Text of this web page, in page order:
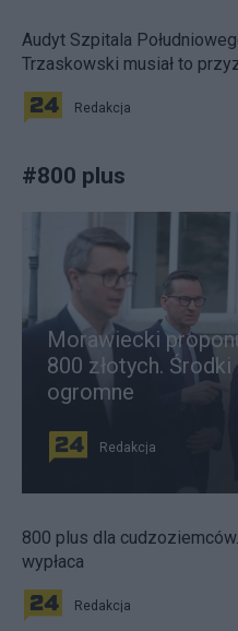
Audyt Szpitala
Trzaskowski musiał to
Redakcja
#800 plus
Morawiecki
800 złotych. Środki
ogromne
Redakcja
800 plus dla
wypłaca
Redakcja